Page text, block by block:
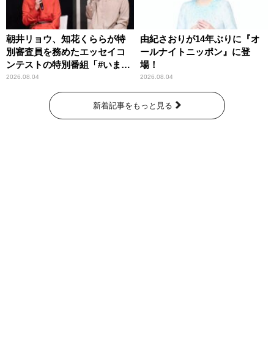
朝井リョウ、知花くららが特
別審査員を務めたエッセイコ
ンテストの特別番組「#いまあ
なたに伝えたいこと」
2026.08.04
由紀さおりが14年ぶりに『オ
ールナイトニッポン』に登
場！
2026.08.04
新着記事をもっと見る